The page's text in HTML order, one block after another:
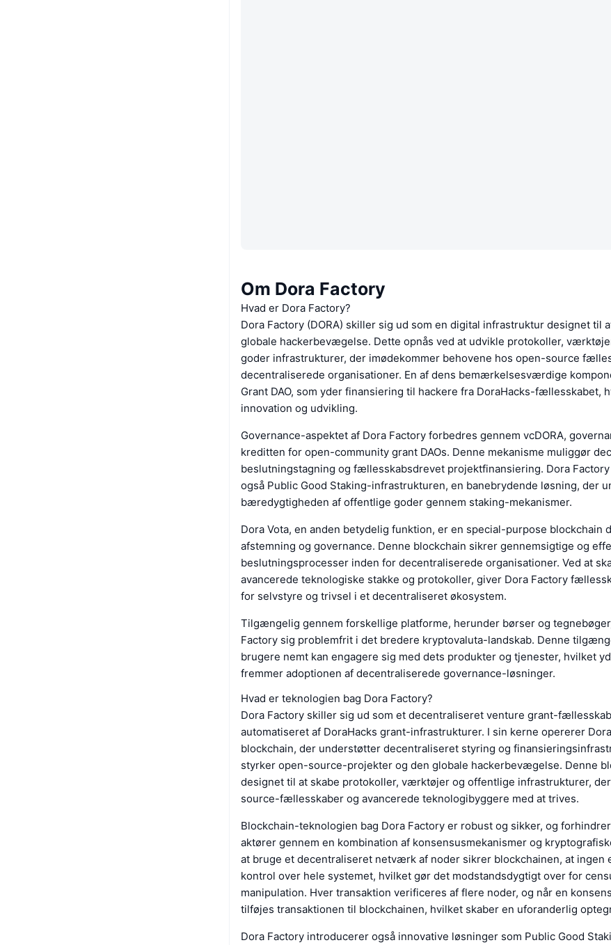
Om Dora Factory
Hvad er Dora Factory?
Dora Factory (DORA) skiller sig ud som en digital infrastruktur designet til
globale hackerbevægelse. Dette opnås ved at udvikle protokoller,
goder infrastrukturer, der imødekommer behovene hos open-source
decentraliserede organisationer. En af dens bemærkelsesværdige
Grant DAO, som yder finansiering til hackere fra DoraHacks-fællesskabet,
innovation og udvikling.
Governance-aspektet af Dora Factory forbedres gennem vcDORA,
kreditten for open-community grant DAOs. Denne mekanisme muliggør
beslutningstagning og fællesskabsdrevet projektfinansiering. Dora
også Public Good Staking-infrastrukturen, en banebrydende løsning, der
bæredygtigheden af offentlige goder gennem staking-mekanismer.
Dora Vota, en anden betydelig funktion, er en special-purpose blockchain
afstemning og governance. Denne blockchain sikrer gennemsigtige og
beslutningsprocesser inden for decentraliserede organisationer. Ved at
avancerede teknologiske stakke og protokoller, giver Dora Factory
for selvstyre og trivsel i et decentraliseret økosystem.
Tilgængelig gennem forskellige platforme, herunder børser og
Factory sig problemfrit i det bredere kryptovaluta-landskab. Denne
brugere nemt kan engagere sig med dets produkter og tjenester, hvilket
fremmer adoptionen af decentraliserede governance-løsninger.
Hvad er teknologien bag Dora Factory?
Dora Factory skiller sig ud som et decentraliseret venture grant-
automatiseret af DoraHacks grant-infrastrukturer. I sin kerne opererer
blockchain, der understøtter decentraliseret styring og
styrker open-source-projekter og den globale hackerbevægelse. Denne
designet til at skabe protokoller, værktøjer og offentlige infrastrukturer,
source-fællesskaber og avancerede teknologibyggere med at trives.
Blockchain-teknologien bag Dora Factory er robust og sikker, og
aktører gennem en kombination af konsensusmekanismer og
at bruge et decentraliseret netværk af noder sikrer blockchainen, at ingen
kontrol over hele systemet, hvilket gør det modstandsdygtigt over for
manipulation. Hver transaktion verificeres af flere noder, og når en
tilføjes transaktionen til blockchainen, hvilket skaber en uforanderlig
Dora Factory introducerer også innovative løsninger som Public Good